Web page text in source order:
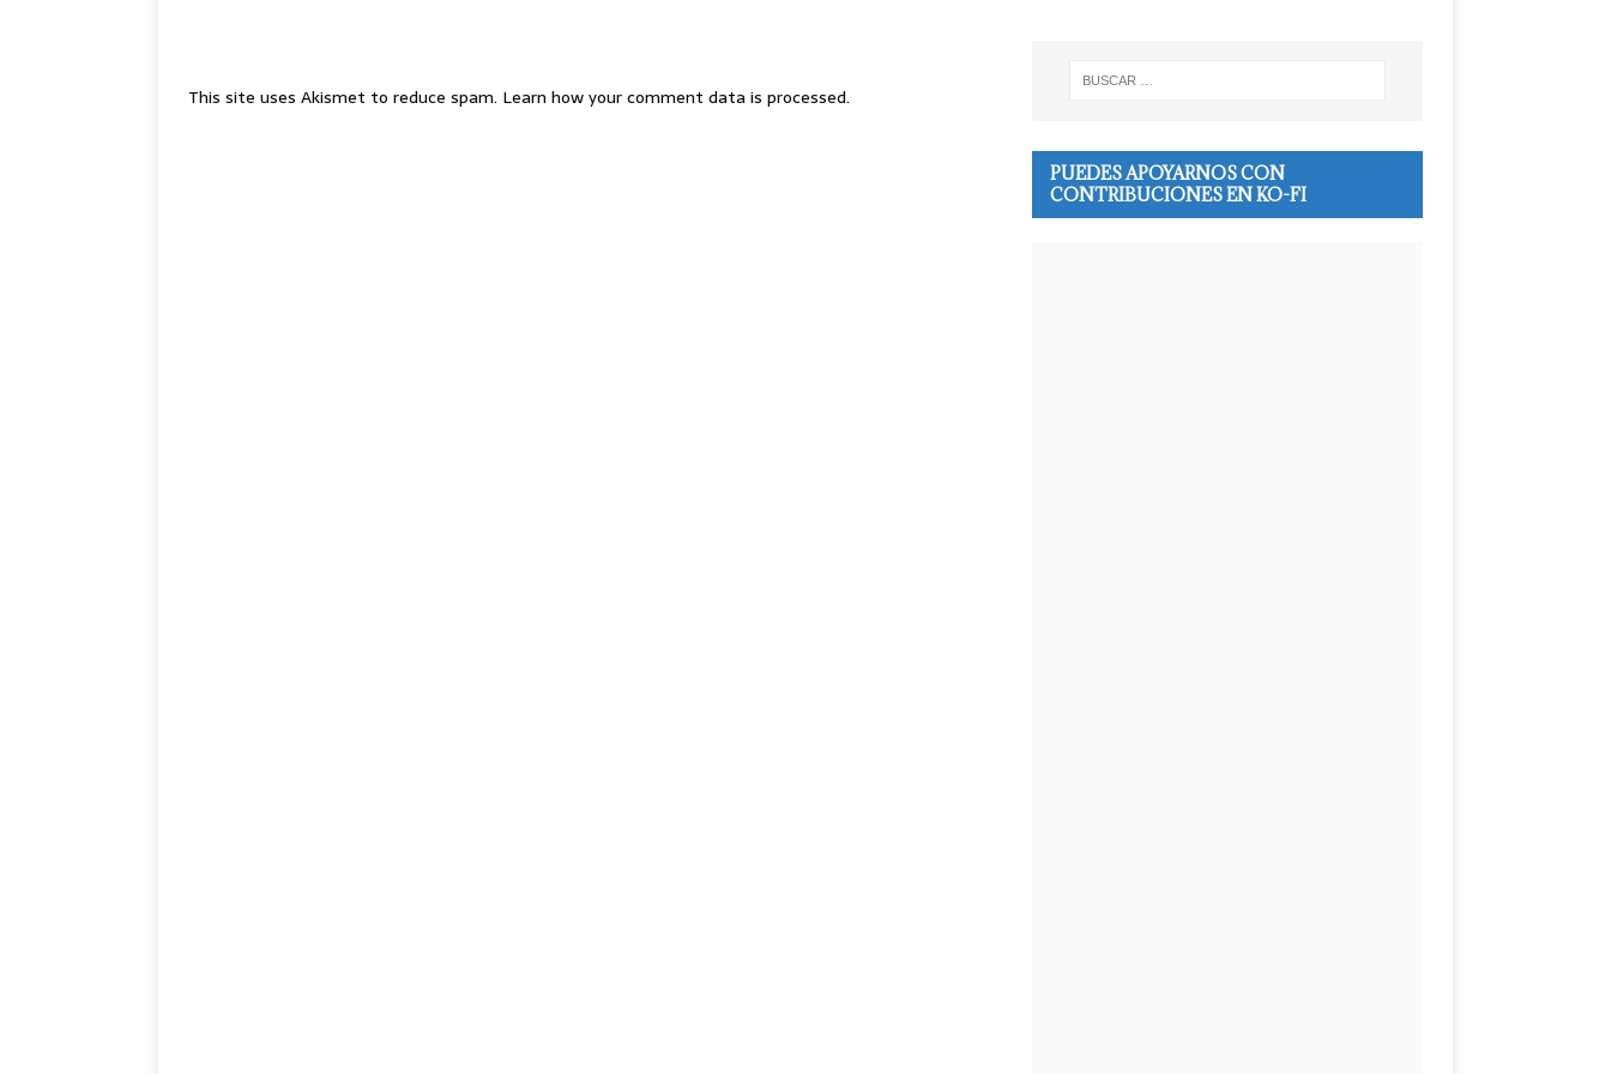
This site uses Akismet to reduce spam. Learn how your comment data is processed.
PUEDES APOYARNOS CON
CONTRIBUCIONES EN KO-FI